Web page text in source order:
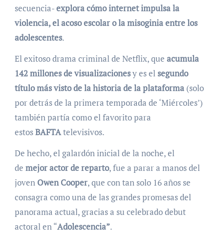
secuencia-explora cómo internet impulsa la
violencia, el acoso escolar o la misoginia entre los
adolescentes.
El exitoso drama criminal de Netflix, que acumula
142 millones de visualizacionesy es el segundo
título más visto de la historia de la plataforma(solo
por detrás de la primera temporada de ‘Miércoles’)
también partía como el favorito para
estosBAFTAtelevisivos.
De hecho, el galardón inicial de la noche, el
de mejor actor de reparto, fue a parar a manos del
joven Owen Cooper, que con tan solo 16 años se
consagra como una de las grandes promesas del
panorama actual, gracias a su celebrado debut
actoral en “Adolescencia”.